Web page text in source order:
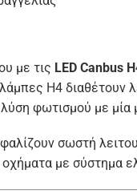
με τις LED Canbus
H4 διαθέτουν
φωτισμού με μία
σωστή
με σύστημα